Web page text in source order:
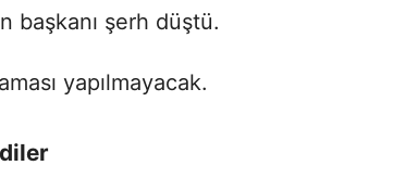
başkanı şerh düştü.
yapılmayacak.